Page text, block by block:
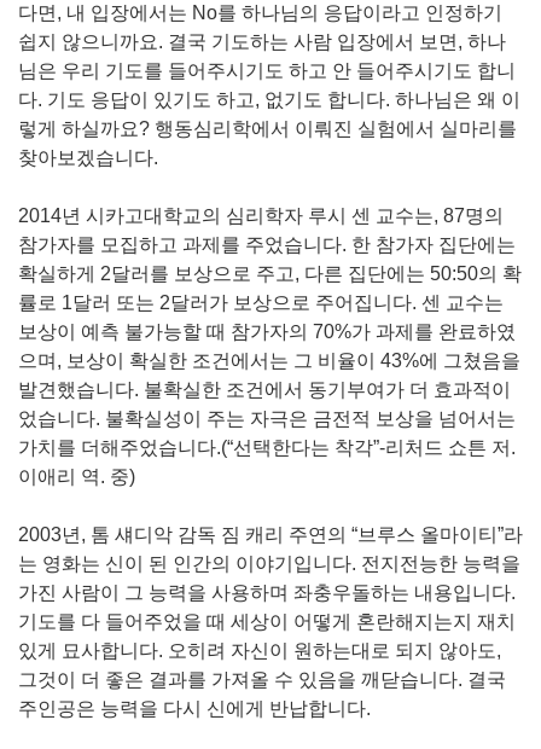
다면, 내 입장에서는 No를 하나님의 응답이라고 인정하기
쉽지 않으니까요. 결국 기도하는 사람 입장에서 보면, 하나
님은 우리 기도를 들어주시기도 하고 안 들어주시기도 합니
다. 기도 응답이 있기도 하고, 없기도 합니다. 하나님은 왜 이
렇게 하실까요? 행동심리학에서 이뤄진 실험에서 실마리를
찾아보겠습니다.
2014년 시카고대학교의 심리학자 루시 센 교수는, 87명의
참가자를 모집하고 과제를 주었습니다. 한 참가자 집단에는
확실하게 2달러를 보상으로 주고, 다른 집단에는 50:50의 확
률로 1달러 또는 2달러가 보상으로 주어집니다. 센 교수는
보상이 예측 불가능할 때 참가자의 70%가 과제를 완료하였
으며, 보상이 확실한 조건에서는 그 비율이 43%에 그쳤음을
발견했습니다. 불확실한 조건에서 동기부여가 더 효과적이
었습니다. 불확실성이 주는 자극은 금전적 보상을 넘어서는
가치를 더해주었습니다.(“선택한다는 착각”-리처드 쇼튼 저.
이애리 역. 중)
2003년, 톰 섀디악 감독 짐 캐리 주연의 “브루스 올마이티”라
는 영화는 신이 된 인간의 이야기입니다. 전지전능한 능력을
가진 사람이 그 능력을 사용하며 좌충우돌하는 내용입니다.
기도를 다 들어주었을 때 세상이 어떻게 혼란해지는지 재치
있게 묘사합니다. 오히려 자신이 원하는대로 되지 않아도,
그것이 더 좋은 결과를 가져올 수 있음을 깨닫습니다. 결국
주인공은 능력을 다시 신에게 반납합니다.